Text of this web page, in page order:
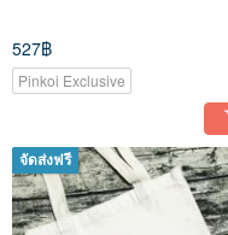
527฿
Pinkoi Exclusive
จัดส่งฟรี